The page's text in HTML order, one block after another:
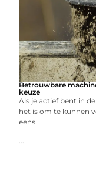
Betrouwbare
keuze
Als je actief bent in
het is om te kunnen
eens
...